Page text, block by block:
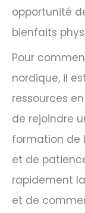
opportunité
bienfaits
Pour
nordique, il
ressources
de rejoindre
formation de
et de
rapidement
et de